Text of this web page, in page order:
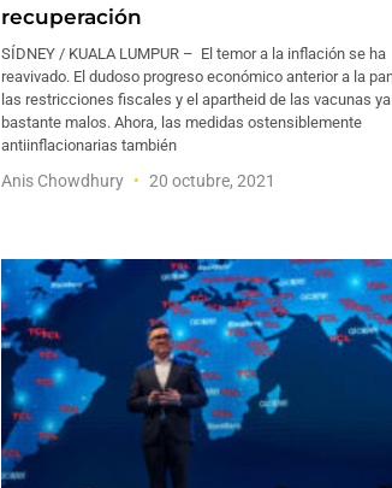
recuperación
SÍDNEY / KUALA LUMPUR – El temor a la inflación se ha
reavivado. El dudoso progreso económico anterior a la
las restricciones fiscales y el apartheid de las vacunas
bastante malos. Ahora, las medidas ostensiblemente
antiinflacionarias también
Anis Chowdhury 20 octubre, 2021